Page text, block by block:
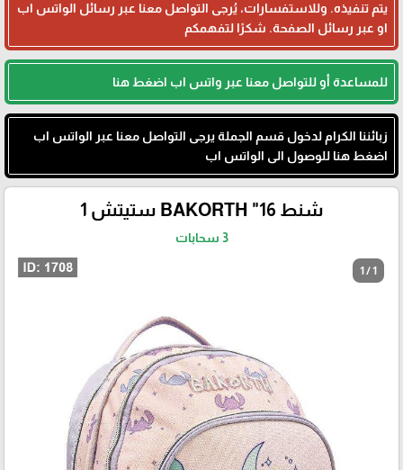
يتم تنفيذه. وللاستفسارات، يُرجى التواصل معنا عبر رسائل الواتس اب
او عبر رسائل الصفحة. شكرًا لتفهمكم
للمساعدة أو للتواصل معنا عبر واتس اب اضغط هنا
زبائننا الكرام لدخول قسم الجملة يرجى التواصل معنا عبر الواتس اب
اضغط هنا للوصول الى الواتس اب
شنط 16" BAKORTH ستيتش 1
3 سحابات
1 / 1